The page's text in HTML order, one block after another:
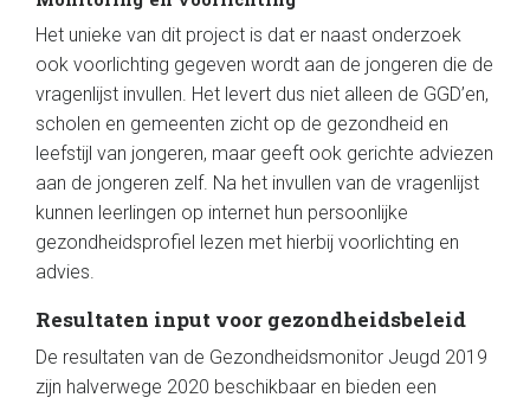
Het unieke van dit project is dat er naast onderzoek
ook voorlichting gegeven wordt aan de jongeren die de
vragenlijst invullen. Het levert dus niet alleen de GGD’en,
scholen en gemeenten zicht op de gezondheid en
leefstijl van jongeren, maar geeft ook gerichte adviezen
aan de jongeren zelf. Na het invullen van de vragenlijst
kunnen leerlingen op internet hun persoonlijke
gezondheidsprofiel lezen met hierbij voorlichting en
advies.
Resultaten input voor gezondheidsbeleid
De resultaten van de Gezondheidsmonitor Jeugd 2019
zijn halverwege 2020 beschikbaar en bieden een